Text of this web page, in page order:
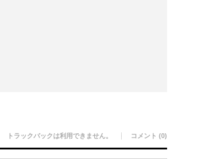
トラックバックは利用できません。 コメント (0)